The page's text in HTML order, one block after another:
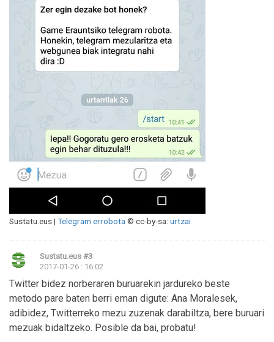
Sustatu.eus | Telegram errobota© cc-by-sa: urtzai
Sustatu.eus #3
2017-01-26 : 16:02
Twitter bidez norberaren buruarekin jardureko beste
metodo pare baten berri eman digute: Ana Moralesek,
adibidez, Twitterreko mezu zuzenak darabiltza, bere buruari
mezuak bidaltzeko. Posible da bai, probatu!